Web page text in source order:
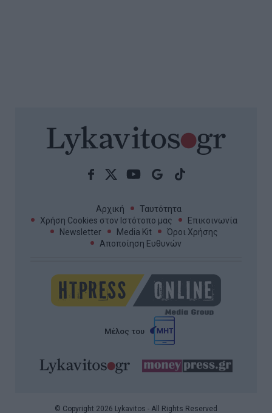
Αρχική
Ταυτότητα
Χρήση Cookies στον Ιστότοπο μας
Επικοινωνία
Newsletter
Media Kit
Όροι Χρήσης
Αποποίηση Ευθυνών
Μέλος του
© Copyright 2026 Lykavitos - All Rights Reserved